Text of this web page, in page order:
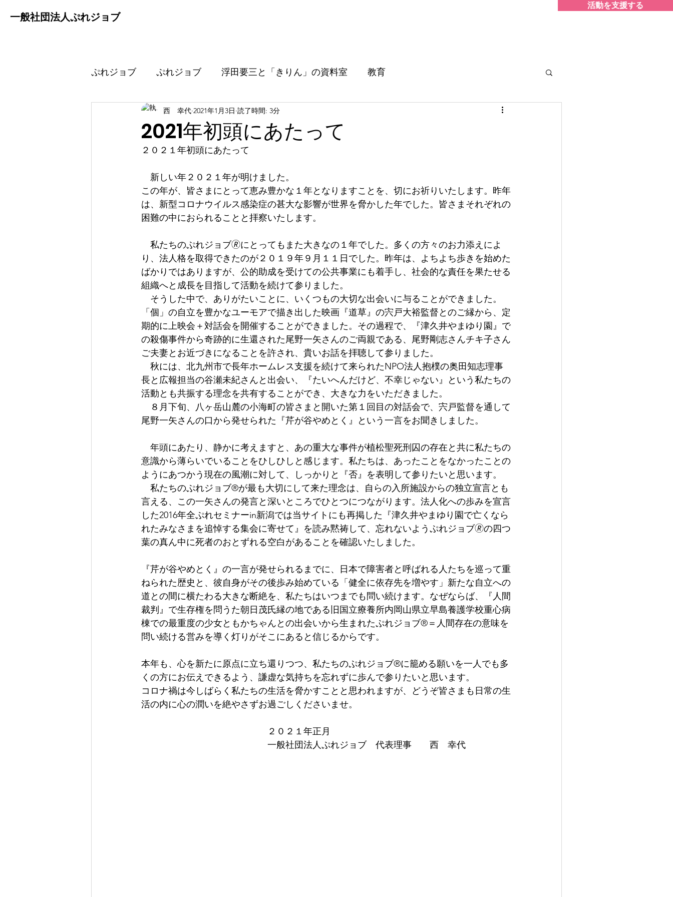
一般社団法人ぷれジョブ
活動を支援する
ぷれジョブ ぷれジョブ 浮田要三と「きりん」の資料室 教育
2021年初頭にあたって
西 幸代 2021年1月3日 読了時間: 3分
２０２１年初頭にあたって
新しい年２０２１年が明けました。
この年が、皆さまにとって恵み豊かな１年となりますことを、切にお祈りいたします。昨年
は、新型コロナウイルス感染症の甚大な影響が世界を脅かした年でした。皆さまそれぞれの
困難の中におられることと拝察いたします。
私たちのぷれジョブ🄬にとってもまた大きなの１年でした。多くの方々のお力添えによ
り、法人格を取得できたのが２０１９年９月１１日でした。昨年は、よちよち歩きを始めた
ばかりではありますが、公的助成を受けての公共事業にも着手し、社会的な責任を果たせる
組織へと成長を目指して活動を続けて参りました。
そうした中で、ありがたいことに、いくつもの大切な出会いに与ることができました。
「個」の自立を豊かなユーモアで描き出した映画『道草』の宍戸大裕監督とのご縁から、定
期的に上映会＋対話会を開催することができました。その過程で、『津久井やまゆり園』で
の殺傷事件から奇跡的に生還された尾野一矢さんのご両親である、尾野剛志さんチキ子さん
ご夫妻とお近づきになることを許され、貴いお話を拝聴して参りました。
秋には、北九州市で長年ホームレス支援を続けて来られたNPO法人抱樸の奥田知志理事
長と広報担当の谷瀬未紀さんと出会い、『たいへんだけど、不幸じゃない』という私たちの
活動とも共振する理念を共有することができ、大きな力をいただきました。
８月下旬、八ヶ岳山麓の小海町の皆さまと開いた第１回目の対話会で、宍戸監督を通して
尾野一矢さんの口から発せられた『芹が谷やめとく』という一言をお聞きしました。
年頭にあたり、静かに考えますと、あの重大な事件が植松聖死刑囚の存在と共に私たちの
意識から薄らいでいることをひしひしと感じます。私たちは、あったことをなかったことの
ようにあつかう現在の風潮に対して、しっかりと『否』を表明して参りたいと思います。
私たちのぷれジョブ®が最も大切にして来た理念は、自らの入所施設からの独立宣言とも
言える、この一矢さんの発言と深いところでひとつにつながります。法人化への歩みを宣言
した2016年全ぷれセミナーin新潟では当サイトにも再掲した『津久井やまゆり園で亡くなら
れたみなさまを追悼する集会に寄せて』を読み黙祷して、忘れないようぷれジョブ🄬の四つ
葉の真ん中に死者のおとずれる空白があることを確認いたしました。
『芹が谷やめとく』の一言が発せられるまでに、日本で障害者と呼ばれる人たちを巡って重
ねられた歴史と、彼自身がその後歩み始めている「健全に依存先を増やす」新たな自立への
道との間に横たわる大きな断絶を、私たちはいつまでも問い続けます。なぜならば、『人間
裁判』で生存権を問うた朝日茂氏縁の地である旧国立療養所内岡山県立早島養護学校重心病
棟での最重度の少女ともかちゃんとの出会いから生まれたぷれジョブ®＝人間存在の意味を
問い続ける営みを導く灯りがそこにあると信じるからです。
本年も、心を新たに原点に立ち還りつつ、私たちのぷれジョブ®に籠める願いを一人でも多
くの方にお伝えできるよう、謙虚な気持ちを忘れずに歩んで参りたいと思います。
コロナ禍は今しばらく私たちの生活を脅かすことと思われますが、どうぞ皆さまも日常の生
活の内に心の潤いを絶やさずお過ごしくださいませ。
２０２１年正月
一般社団法人ぷれジョブ　代表理事　　西　幸代